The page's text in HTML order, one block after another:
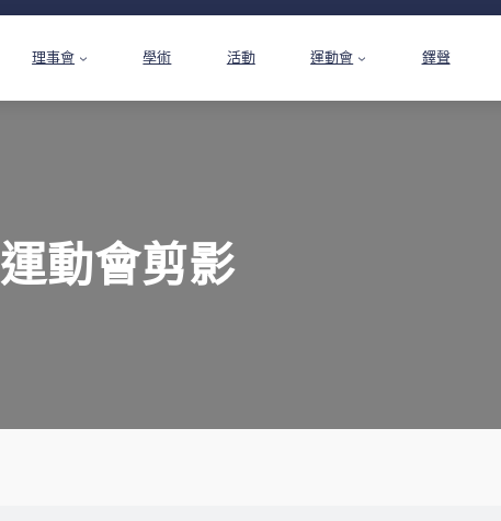
理事會 學術 活動 運動會 鐸聲
運動會剪影